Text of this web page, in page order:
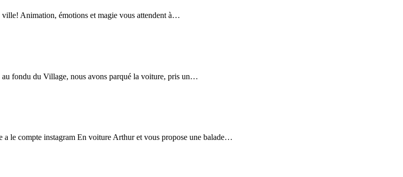
ville! Animation, émotions et magie vous attendent à…
au fondu du Village, nous avons parqué la voiture, pris un…
a le compte instagram En voiture Arthur et vous propose une balade…